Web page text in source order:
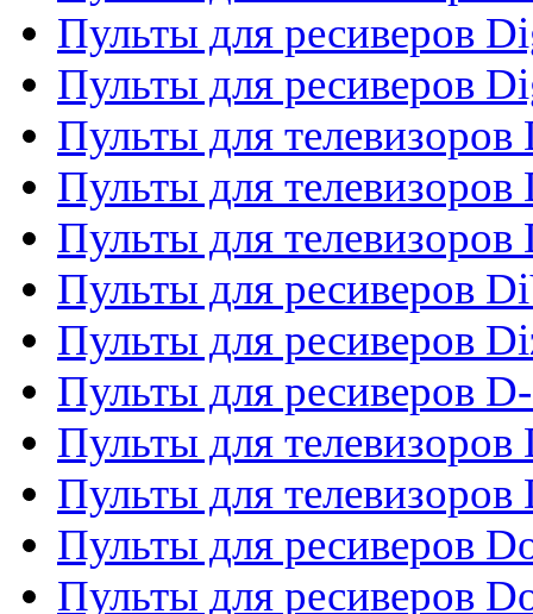
Пульты для ресиверов
Пульты для ресиверов
Пульты для
Пульты для
Пульты для телевизоров
Пульты для ресиверов
Пульты для ресиверов
Пульты для ресиверов
Пульты для телевизоров
Пульты для
Пульты для ресиверов
Пульты для ресиверов